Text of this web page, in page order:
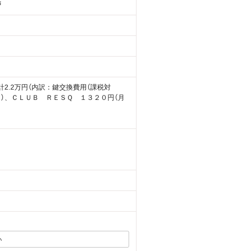
2.2万円（内訳：鍵交換費用（課税対
）、ＣＬＵＢ ＲＥＳＱ １３２０円（月